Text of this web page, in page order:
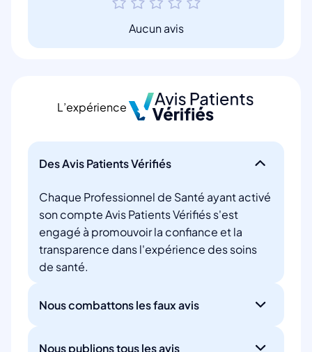
Aucun avis
L’expérience
Des Avis Patients Vérifiés
Chaque Professionnel de Santé ayant activé
son compte Avis Patients Vérifiés s'est
engagé à promouvoir la confiance et la
transparence dans l'expérience des soins
de santé.
Nous combattons les faux avis
Nous publions tous les avis